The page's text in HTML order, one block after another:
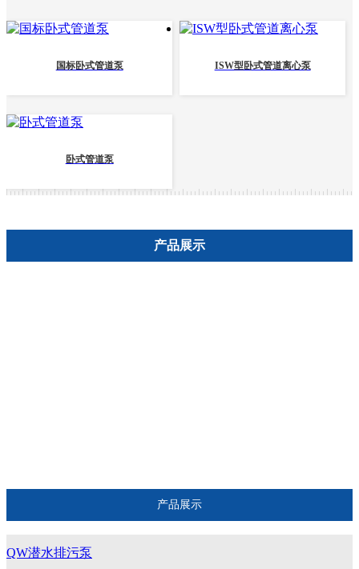
国标卧式管道泵 ISW型卧式管道离心泵
卧式管道泵
产品展示
产品展示
QW潜水排污泵